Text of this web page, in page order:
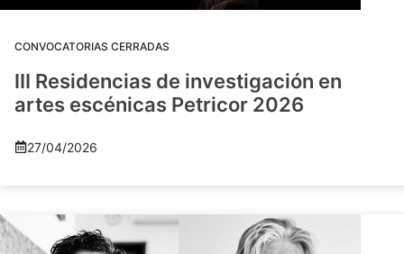
CONVOCATORIAS CERRADAS
III Residencias de investigación en
artes escénicas Petricor 2026
27/04/2026